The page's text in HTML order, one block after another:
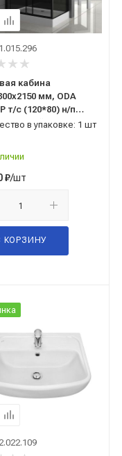
кабина
мм, ODA
т/с (120*80) н/п
в упаковке: 1 шт
₽/шт
КОРЗИНУ